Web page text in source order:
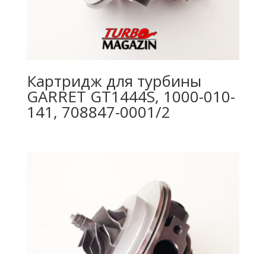
Картридж для турбины
GARRET GT1444S, 1000-010-
141, 708847-0001/2